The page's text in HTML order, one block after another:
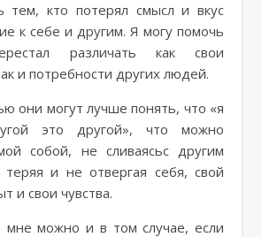
тем, кто потерял смысл и вкус
к себе и другим. Я могу помочь
различать как свои
и потребности других людей.
они могут лучше понять, что «я
это другой», что можно
собой, не сливаясьс другим
и не отвергая себя, свой
и свои чувства.
мне можно и в том случае, если